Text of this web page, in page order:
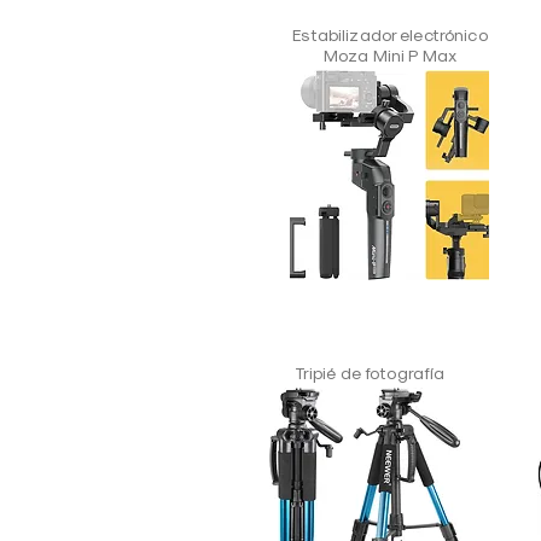
Estabilizador electrónico
Moza Mini P Max
Tripié de fotografía